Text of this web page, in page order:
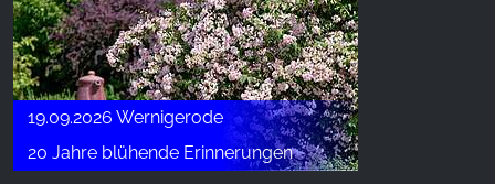
19.09.2026 Wernigerode
20 Jahre blühende Erinnerungen